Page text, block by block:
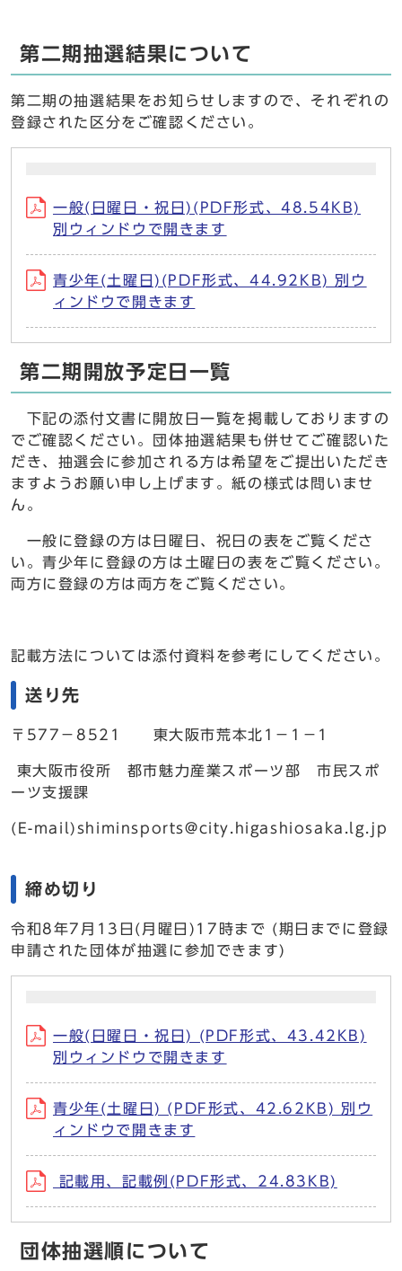
第二期抽選結果について
第二期の抽選結果をお知らせしますので、それぞれの
登録された区分をご確認ください。
一般(日曜日・祝日)(PDF形式、48.54KB)
別ウィンドウで開きます
青少年(土曜日)(PDF形式、44.92KB) 別ウ
ィンドウで開きます
第二期開放予定日一覧
下記の添付文書に開放日一覧を掲載しておりますの
でご確認ください。団体抽選結果も併せてご確認いた
だき、抽選会に参加される方は希望をご提出いただき
ますようお願い申し上げます。紙の様式は問いませ
ん。
一般に登録の方は日曜日、祝日の表をご覧くださ
い。青少年に登録の方は土曜日の表をご覧ください。
両方に登録の方は両方をご覧ください。
記載方法については添付資料を参考にしてください。
送り先
〒577－8521 東大阪市荒本北1－1－1
東大阪市役所 都市魅力産業スポーツ部 市民スポ
ーツ支援課
(E-mail)shiminsports@city.higashiosaka.lg.jp
締め切り
令和8年7月13日(月曜日)17時まで (期日までに登録
申請された団体が抽選に参加できます)
一般(日曜日・祝日) (PDF形式、43.42KB)
別ウィンドウで開きます
青少年(土曜日) (PDF形式、42.62KB) 別ウ
ィンドウで開きます
記載用、記載例(PDF形式、24.83KB)
団体抽選順について